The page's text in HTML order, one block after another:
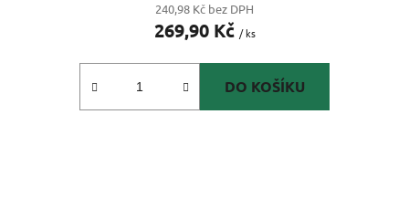
240,98 Kč bez DPH
269,90 Kč / ks
DO KOŠÍKU